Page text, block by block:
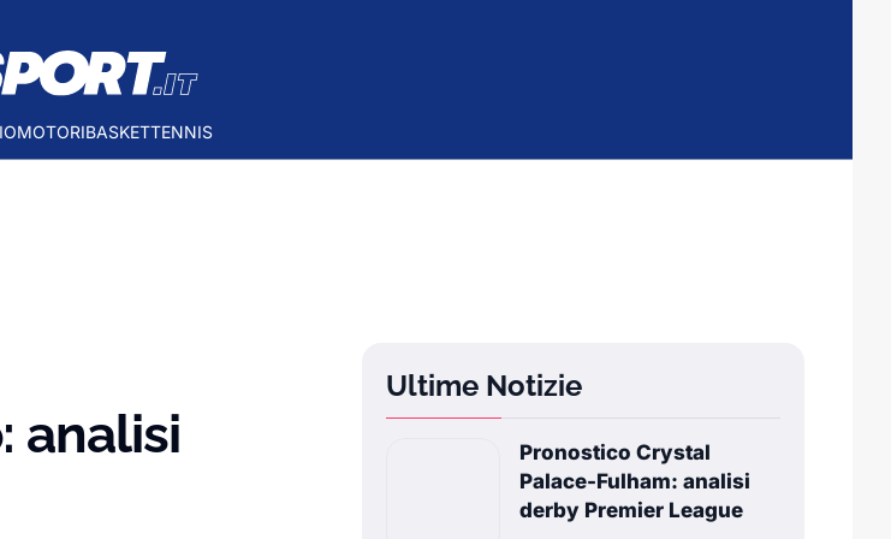
MOTORIBASKETTENNIS
analisi
Ultime Notizie
Pronostico Crystal
Palace-Fulham: analisi
derby Premier League